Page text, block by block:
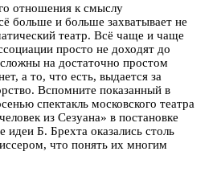
отношения к смыслу
больше и больше захватывает не
театр. Всё чаще и чаще
просто не доходят до
на достаточно простом
а то, что есть, выдается за
Вспомните показанный в
спектакль московского театра
из Сезуана» в постановке
Б. Брехта оказались столь
что понять их многим